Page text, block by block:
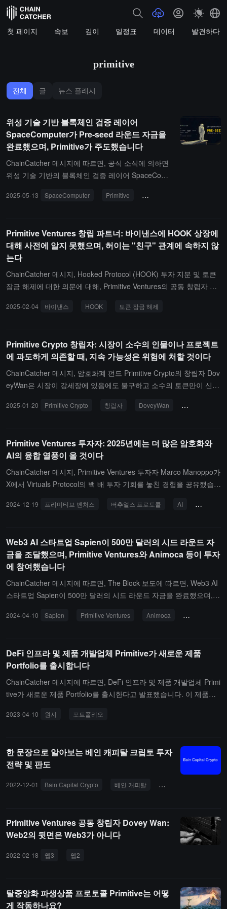
첫 페이지 속보 깊이 일정표 데이터 발견하다
primitive
전체 글 뉴스 플래시
위성 기술 기반 블록체인 검증 레이어
SpaceComputer가 Pre-seed 라운드 자금을
완료했으며, Primitive가 주도했습니다
ChainCatcher 메시지에 따르면, 공식 소식에 의하면
위성 기술 기반의 블록체인 검증 레이어 SpaceComp
다. Primitive가 주도했으며, nascentxyz, tangent_xy
u, Polygon 공동 창립자 및 Melt_Dem 등이 포함되어
있습니다. 이번 자금 조달의 구체적인 금액은 아직 공
개되지 않았습니다.SpaceComputer는 위성을 이용
해 물리적 파괴와 네트워크 공격에 강한 암호 시스템
을 구축하고 있으며, 첫 번째 제품 ctRNG를 출시했습
를 생성합니다.
2025-05-13 SpaceComputer Primitive 투자 및 금융
Primitive Ventures 창립 파트너: 바이낸스에 HOOK 상장에
대해 사전에 알지 못했으며, 허이는 "친구" 관계에 속하지 않
는다
ChainCatcher 메시지, Hooked Protocol (HOOK) 투자 지분 및 토큰
잠금 해제에 대한 의문에 대해, Primitive Ventures의 공동 창립자 Do
가 Hooked Protocol에 투자할 때의 가치는 3000만 달러였으며, 토큰
계(두 사람은 한때 연인이었습니다) 때문에 의도적으로 해당 프로젝
트에 과도하게 참여하지 않았으며, 심지어 바이낸스가 HOOK의 상장
을 공식 발표한 후 "왜 제품이 이렇게 초기 단계에서 상장되었는지"에
대해 놀랐다고 덧붙였습니다.시장에 떠도는 "Binance Labs의 친구"
있으며, He Yi는 창립자의 역할을 맡고 있고 여러 자녀를 두고 있어
2025-02-04 바이낸스 HOOK 토큰 잠금 해제
Primitive Crypto 창립자: 시장이 소수의 인물이나 프로젝트
에 과도하게 의존할 때, 지속 가능성은 위험에 처할 것이다
ChainCatcher 메시지, 암호화폐 펀드 Primitive Crypto의 창립자 Dov
eyWan은 시장이 강세장에 있음에도 불구하고 소수의 토큰만이 신기
영한다고 밝혔습니다.그녀는 시장이 소수의 인물이나 프로젝트에 과
이 장기적인 성공을 달성하는 열쇠라고 강조했습니다.
2025-01-20 Primitive Crypto 창립자 DoveyWan 암호화폐 펀드
Primitive Ventures 투자자: 2025년에는 더 많은 암호화와
AI의 융합 열풍이 올 것이다
ChainCatcher 메시지, Primitive Ventures 투자자 Marco Manoppo가
X에서 Virtuals Protocol의 백 배 투자 기회를 놓친 경험을 공유했습니
고, 암호화폐와 AI 결합의 트렌드 판단 실수로 인해 제때 투자하지 못
두드러진 성과를 내고 있다고 강조했습니다. Marco는 2025년에는
암호화폐와 AI의 융합 열풍이 더 많이 일어날 것이라고 예측하며, 특
히 AI 에이전트 토큰화, 소비자 수준의 애플리케이션 및 결제 분야의
혁신이 두드러질 것이라고 말했습니다.
2024-12-19 프리미티브 벤처스 버추얼스 프로토콜 AI 마르코
Web3 AI 스타트업 Sapien이 500만 달러의 시드 라운드 자
금을 조달했으며, Primitive Ventures와 Animoca 등이 투자
에 참여했습니다
ChainCatcher 메시지에 따르면, The Block 보도에 따르면, Web3 AI
스타트업 Sapien이 500만 달러의 시드 라운드 자금을 완료했으며, P
등이 투자에 참여했습니다. Sapien은 이 자금을 사용하여 인공지능
팀을 구축하는 데 사용될 것입니다.전해진 바에 따르면, Sapien은 블
록체인에서 보상을 사용하여 본질적으로 데이터 라벨링을 게임화하
고 있으며, 이는 인공지능 기반의 언어 학습 모델(예: OpenAI의 Chat
GPT)을 발전시키는 데 필수적인 과정입니다. 데이터 라벨링은 텍스
데이터를 해석하고 데이터에서 학습할 수 있도록 하는 작업입니다.
2024-04-10 Sapien Primitive Ventures Animoca 투자 및 금융
DeFi 인프라 및 제품 개발업체 Primitive가 새로운 제품
Portfolio를 출시합니다
ChainCatcher 메시지에 따르면, DeFi 인프라 및 제품 개발업체 Primi
tive가 새로운 제품 Portfolio를 출시한다고 발표했습니다. 이 제품은
을 설계하는 데 사용될 수 있습니다. 이는 다중 옵션 전략과 유사합니
따라 변동함에 따라, 중개인(예: 차익 거래자)은 투자 포트폴리오의
목표 가치를 맞추기 위해 자금 풀을 재조정합니다. 사용자는 이를 통
수 있으며, 이 전략은 중개인이 작동하도록 유도합니다.Rootdata 데
완료했으며, Bain Capital Crypto가 주도하고 1confirmation, Nascen
t, Robot Ventures 등이 참여했습니다.（출처 링크）
2023-04-10 원시 포트폴리오
한 문장으로 알아보는 베인 캐피탈 크립토 투자
전략 및 판도
2022-12-01 Bain Capital Crypto 베인 캐피탈 DeFi
Primitive Ventures 공동 창립자 Dovey Wan:
Web2의 뒷면은 Web3가 아니다
2022-02-18 웹3 웹2
탈중앙화 파생상품 프로토콜 Primitive는 어떻
게 작동하나요?